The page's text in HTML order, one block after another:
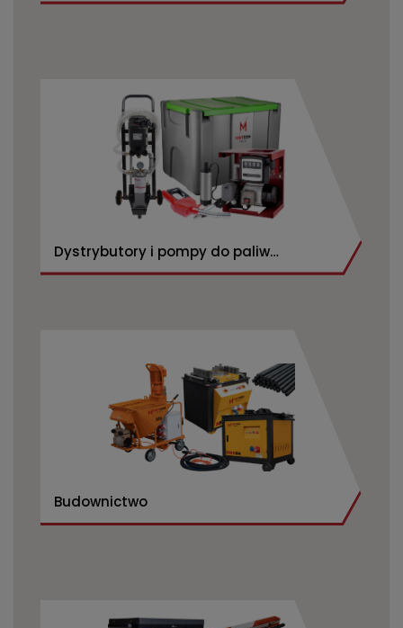
Dystrybutory i pompy do paliw
CPN
Budownictwo